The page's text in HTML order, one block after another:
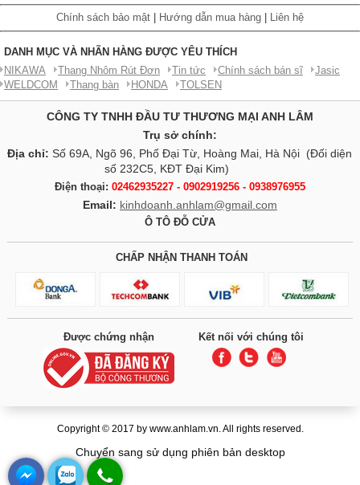
Chính sách bảo mật Hướng dẫn mua hàng Liên hệ
DANH MỤC VÀ NHÃN HÀNG ĐƯỢC YÊU THÍCH
NIKAWA
Thang Nhôm Rút Đơn Tin tức Chính sách bán sĩ
Jasic
WELDCOM
Thang bàn HONDA TOLSEN
CÔNG TY TNHH ĐẦU TƯ THƯƠNG MẠI ANH LÂM
Trụ sở chính:
Địa chỉ: Số 69A, Ngõ 96, Phố Đại Từ, Hoàng Mai, Hà Nội (Đối diện
số 232C5, KĐT Đại Kim)
Điện thoại: 02462935227 - 0902919256 - 0938976955
Email: kinhdoanh.anhlam@gmail.com
Ô TÔ ĐỖ CỬA
CHẤP NHẬN THANH TOÁN
Được chứng nhận Kết nối với chúng tôi
Copyright © 2017 by www.anhlam.vn. All rights reserved.
Chuyển sang sử dụng phiên bản desktop